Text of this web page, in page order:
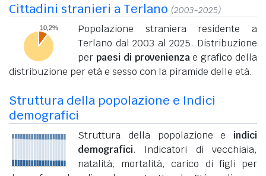
Cittadini stranieri a Terlano (2003-2025)
Popolazione straniera residente a
Terlano dal 2003 al 2025. Distribuzione
per paesi di provenienzae grafico della
distribuzione per età e sesso con la piramide delle età.
Struttura della popolazione e Indici
demografici
Struttura della popolazione e indici
demografici. Indicatori di vecchiaia,
natalità, mortalità, carico di figli per